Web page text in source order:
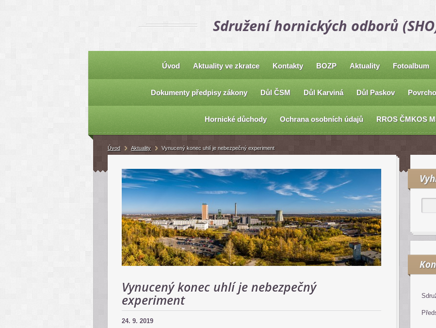
Sdružení hornických odborů
Úvod Aktuality ve zkratce Kontakty BOZP Aktuality Fotoalbum
Dokumenty předpisy zákony Důl ČSM Důl Karviná Důl Paskov
Hornické důchody Ochrana osobních údajů RROS ČMKOS
Vynucený konec uhlí je nebezpečný
experiment
24. 9. 2019
Úvod Aktuality Vynucený konec uhlí je nebezpečný experiment